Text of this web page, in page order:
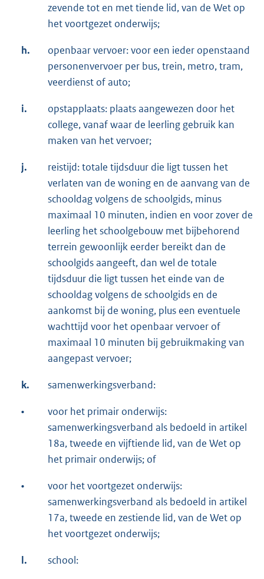
zevende tot en met tiende lid, van de Wet op
het voortgezet onderwijs;
h.
openbaar vervoer: voor een ieder openstaand
personenvervoer per bus, trein, metro, tram,
veerdienst of auto;
i.
opstapplaats: plaats aangewezen door het
college, vanaf waar de leerling gebruik kan
maken van het vervoer;
j.
reistijd: totale tijdsduur die ligt tussen het
verlaten van de woning en de aanvang van de
schooldag volgens de schoolgids, minus
maximaal 10 minuten, indien en voor zover de
leerling het schoolgebouw met bijbehorend
terrein gewoonlijk eerder bereikt dan de
schoolgids aangeeft, dan wel de totale
tijdsduur die ligt tussen het einde van de
schooldag volgens de schoolgids en de
aankomst bij de woning, plus een eventuele
wachttijd voor het openbaar vervoer of
maximaal 10 minuten bij gebruikmaking van
aangepast vervoer;
k. samenwerkingsverband:
•
voor het primair onderwijs:
samenwerkingsverband als bedoeld in artikel
18a, tweede en vijftiende lid, van de Wet op
het primair onderwijs; of
•
voor het voortgezet onderwijs:
samenwerkingsverband als bedoeld in artikel
17a, tweede en zestiende lid, van de Wet op
het voortgezet onderwijs;
l. school: